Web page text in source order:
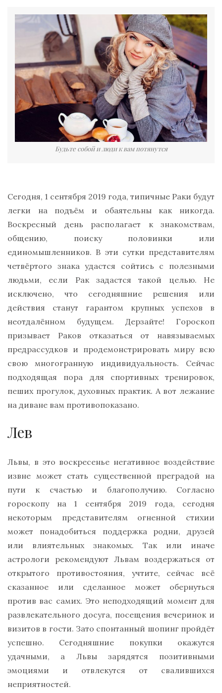
Будьте собой и люди к вам потянутся
Сегодня, 1 сентября 2019 года, типичные Раки будут
легки на подъём и обаятельны как никогда.
Воскресный день располагает к знакомствам,
общению, поиску половинки или
единомышленников. В эти сутки представителям
четвёртого знака удастся сойтись с полезными
людьми, если Рак задастся такой целью. Не
исключено, что сегодняшние решения или
действия станут гарантом крупных успехов в
неотдалённом будущем. Дерзайте! Гороскоп
призывает Раков отказаться от навязываемых
предрассудков и продемонстрировать миру всю
свою многогранную индивидуальность. Сейчас
подходящая пора для спортивных тренировок,
пеших прогулок, духовных практик. А вот лежание
на диване вам противопоказано.
Лев
Львы, в это воскресенье негативное воздействие
извне может стать существенной преградой на
пути к счастью и благополучию. Согласно
гороскопу на 1 сентября 2019 года, сегодня
некоторым представителям огненной стихии
может понадобиться поддержка родни, друзей
или влиятельных знакомых. Так или иначе
астрологи рекомендуют Львам воздержаться от
открытого противостояния, учтите, сейчас всё
сказанное или сделанное может обернуться
против вас самих. Это неподходящий момент для
развлекательного досуга, посещения вечеринок и
визитов в гости. Зато спонтанный шопинг пройдёт
успешно. Сегодняшние покупки окажутся
удачными, а Львы зарядятся позитивными
эмоциями и отвлекутся от свалившихся
неприятностей.